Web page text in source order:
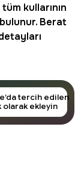
kullarının
Berat
tercih edilen
olarak ekleyin